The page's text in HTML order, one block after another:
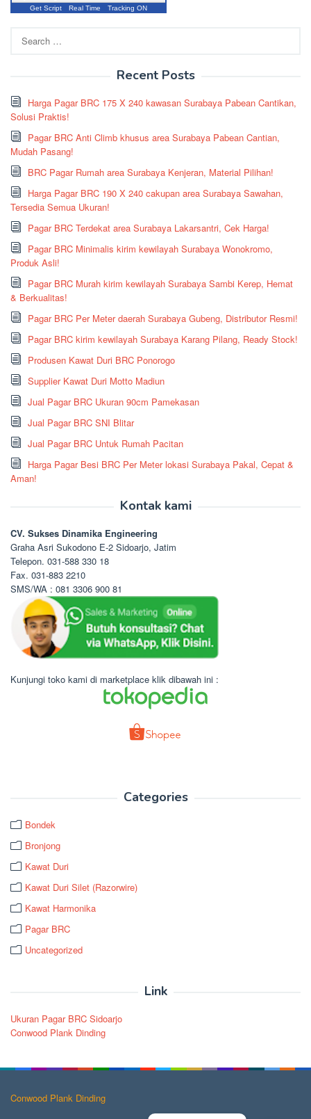
Get Script Real Time Tracking ON
for:
Recent Posts
Harga Pagar BRC 175 X 240 kawasan Surabaya Pabean Cantikan,
Solusi Praktis!
Pagar BRC Anti Climb khusus area Surabaya Pabean Cantian,
Mudah Pasang!
BRC Pagar Rumah area Surabaya Kenjeran, Material Pilihan!
Harga Pagar BRC 190 X 240 cakupan area Surabaya Sawahan,
Tersedia Semua Ukuran!
Pagar BRC Terdekat area Surabaya Lakarsantri, Cek Harga!
Pagar BRC Minimalis kirim kewilayah Surabaya Wonokromo,
Produk Asli!
Pagar BRC Murah kirim kewilayah Surabaya Sambi Kerep, Hemat
& Berkualitas!
Pagar BRC Per Meter daerah Surabaya Gubeng, Distributor Resmi!
Pagar BRC kirim kewilayah Surabaya Karang Pilang, Ready Stock!
Produsen Kawat Duri BRC Ponorogo
Supplier Kawat Duri Motto Madiun
Jual Pagar BRC Ukuran 90cm Pamekasan
Jual Pagar BRC SNI Blitar
Jual Pagar BRC Untuk Rumah Pacitan
Harga Pagar Besi BRC Per Meter lokasi Surabaya Pakal, Cepat &
Aman!
Kontak kami
CV. Sukses Dinamika Engineering
Graha Asri Sukodono E-2 Sidoarjo, Jatim
Telepon. 031-588 330 18
Fax. 031-883 2210
SMS/WA : 081 3306 900 81
Kunjungi toko kami di marketplace klik dibawah ini :
Categories
Bondek
Bronjong
Kawat Duri
Kawat Duri Silet (Razorwire)
Kawat Harmonika
Pagar BRC
Uncategorized
Link
Ukuran Pagar BRC Sidoarjo
Conwood Plank Dinding
Conwood Plank Dinding